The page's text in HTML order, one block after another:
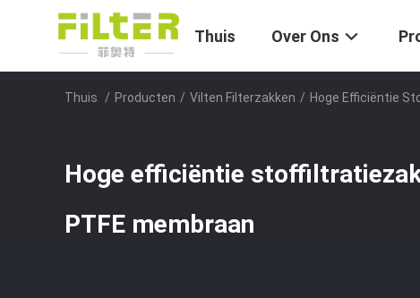
Thuis Over Ons
Thuis / Producten / Vilten Filterzakken / Hoge Efficiëntie
Hoge efficiëntie
PTFE membraan